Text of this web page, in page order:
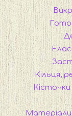
Кільця,
Матеріали